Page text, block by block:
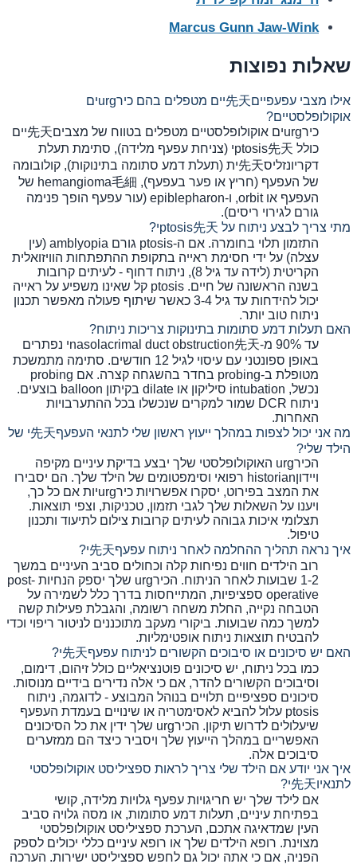
Marcus Gunn Jaw-Wink
שאלות נפוצות
אילו מצבי עפעפיים先天יים מטפלים בהם כירurgים
אוקולופלסטיים?
כירurgים אוקולופלסטיים מטפלים בטווח של מצבים先天יים
כולל ptosis先天י (צניחת עפעף מלידה), סתימת תעלת
דקריונזליס先天ית (תעלת דמע סתומה בתינוקות), קולובומה
של העפעף (חריץ או פער בעפעף), hemangioma毛細 של
העפעף או orbit, ו-epiblepharon (עור עפעף הופך פנימה
גורם לגירוי ריסים).
מתי צריך לבצע ניתוח על ptosis先天י?
התזמון תלוי בחומרה. אם ה-ptosis גורם amblyopia (עין
עצלה) על ידי חסימת ראייה בתקופת ההתפתחות הוויזואלית
הקריטית (לידה עד גיל 8), ניתוח דחוף - לעיתים קרובות
בשנה הראשונה של חיים. ptosis קל שאינו משפיע על ראייה
יכול להידחות עד גיל 3-4 כאשר שיתוף פעולה מאפשר תכנון
ניתוח טוב יותר.
האם תעלות דמע סתומות בתינוקות צריכות ניתוח?
עד 90% מ-nasolacrimal duct obstruction先天י נפתרים
באופן ספונטני עם עיסוי לגיל 12 חודשים. סתימה מתמשכת
מטופלת ב-probing בחדר בהשגחה קצרה. אם probing
נכשל, intubation סיליקון או dilate בקיתון balloon בוצעים.
ניתוח DCR שמור למקרים שנכשלו בכל ההתערבויות
האחרות.
מה אני יכול לצפות במהלך ייעוץ ראשון שלי לתנאי העפעף先天י של
הילד שלי?
הכירurg האוקולופלסטי שלך יבצע בדיקת עיניים מקיפה
ויידוןhistorian רפואי וסימפטומים של הילד שלך. הם יסבירו
את המצב בפירוט, יסקרו אפשרויות כירurgיות אם כל כך,
ויענו על השאלות שלך לגבי תזמון, טכניקות, וצפי תוצאות.
תצלומי איכות גבוהה לעיתים קרובות צילום לתיעוד ותכנון
טיפול.
איך נראה תהליך ההחלמה לאחר ניתוח עפעף先天י?
רוב הילדים חווים נפיחות קלה וכחולים סביב העיניים במשך
1-2 שבועות לאחר הניתוח. הכירurg שלך יספק הנחיות post-
operative ספציפיות, המתייחסות בדרך כלל לשמירה על
הטבחה נקייה, החלת משחה רשומה, והגבלת פעילות קשה
למשך כמה שבועות. ביקורי מעקב מתוכננים לניטור ריפוי וכדי
להבטיח תוצאות ניתוח אופטימליות.
האם יש סיכונים או סיבוכים הקשורים לניתוח עפעף先天י?
כמו בכל ניתוח, יש סיכונים פוטנציאליים כולל זיהום, דימום,
וסיבוכים הקשורים להדר, אם כי אלה נדירים בידיים מנוסות.
סיכונים ספציפיים תלויים בנוהל המבוצע - לדוגמה, ניתוח
ptosis עלול להביא לאסימטריה או שינויים בעמדת העפעף
שיעלולים לדרוש תיקון. הכירurg שלך ידין את כל הסיכונים
האפשריים במהלך הייעוץ שלך ויסביר כיצד הם ממזערים
סיבוכים אלה.
איך אני יודע אם הילד שלי צריך לראות ספציליסט אוקולופלסטי
לתנאיו先天י?
אם לילד שלך יש חריגויות עפעף גלויות מלידה, קושי
בפתיחת עיניים, תעלות דמע סתומות, או מסה גלויה סביב
העין שמדאיגה אתכם, הערכת ספציליסט אוקולופלסטי
מצוינת. רופא הילדים שלך או רופא עיניים כללי יכולים לספק
הפניה, אם כי אתה יכול גם לחפש ספציליסט ישירות. הערכה